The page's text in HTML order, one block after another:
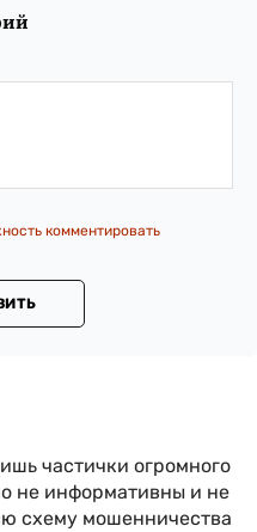
комментировать
частички огромного
не информативны и не
схему мошенничества